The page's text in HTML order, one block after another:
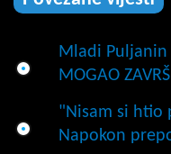
Mladi Puljanin
MOGAO
"Nisam si htio
Napokon